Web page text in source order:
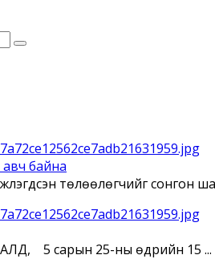
байна
төлөөлөгчийг сонгон
5 сарын 25-ны өдрийн 15 ...